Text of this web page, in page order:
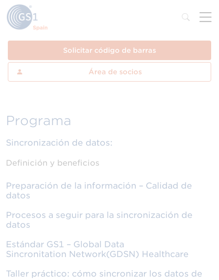
Solicitar código de barras
Área de socios
Programa
Sincronización de datos:
Definición y beneficios
Preparación de la información – Calidad de
datos
Procesos a seguir para la sincronización de
datos
Estándar GS1 – Global Data
Sincronitation Network(GDSN) Healthcare
Taller práctico: cómo sincronizar los datos de